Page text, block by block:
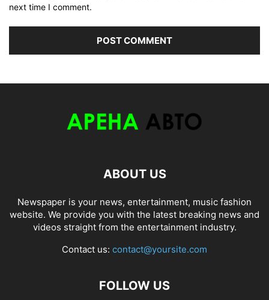
next time I comment.
ABOUT US
Newspaper is your news, entertainment, music fashion
website. We provide you with the latest breaking news and
videos straight from the entertainment industry.
Contact us: contact@yoursite.com
FOLLOW US